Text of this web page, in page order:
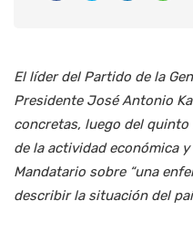
El líder del Partido de la
Presidente José Antonio
concretas, luego del
de la actividad económica
Mandatario sobre “una
describir la situación del